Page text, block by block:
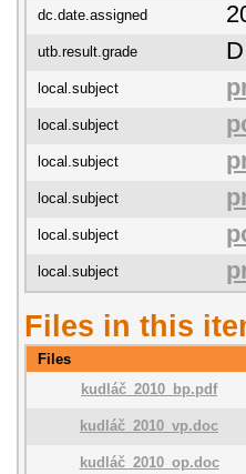
dc.date.assigned
utb.result.grade D
local.subject
local.subject
local.subject
local.subject
local.subject
local.subject
Files in this
Files
kudláč_2010_bp.pdf
kudláč_2010_vp.doc
kudláč_2010_op.doc